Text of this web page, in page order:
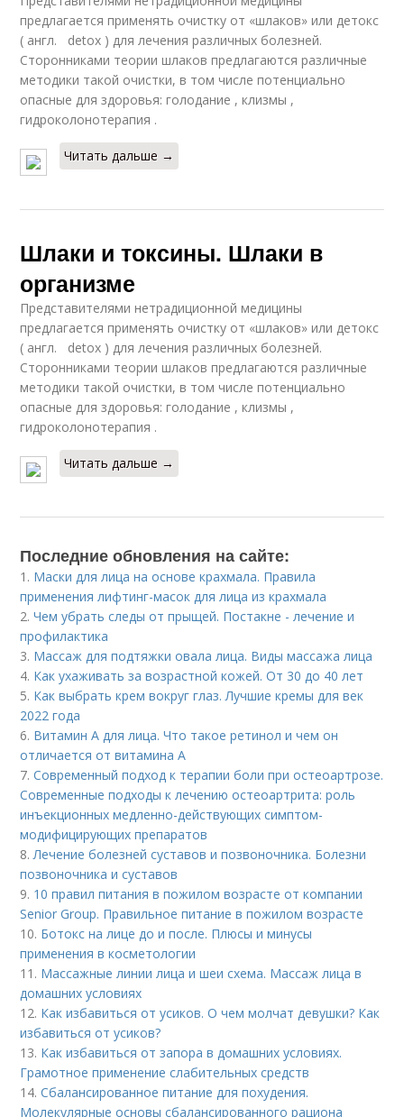
предлагается применять очистку от «шлаков» или детокс
( англ. detox ) для лечения различных болезней.
Сторонниками теории шлаков предлагаются различные
методики такой очистки, в том числе потенциально
опасные для здоровья: голодание , клизмы ,
гидроколонотерапия .
Читать дальше →
Шлаки и токсины. Шлаки в
организме
Представителями нетрадиционной медицины
предлагается применять очистку от «шлаков» или детокс
( англ. detox ) для лечения различных болезней.
Сторонниками теории шлаков предлагаются различные
методики такой очистки, в том числе потенциально
опасные для здоровья: голодание , клизмы ,
гидроколонотерапия .
Читать дальше →
Последние обновления на сайте:
1. Маски для лица на основе крахмала. Правила
применения лифтинг-масок для лица из крахмала
2.Чем убрать следы от прыщей. Постакне - лечение и
профилактика
3. Массаж для подтяжки овала лица. Виды массажа лица
4. Как ухаживать за возрастной кожей. От 30 до 40 лет
5. Как выбрать крем вокруг глаз. Лучшие кремы для век
2022 года
6. Витамин A для лица. Что такое ретинол и чем он
отличается от витамина А
7.Современный подход к терапии боли при остеоартрозе.
Современные подходы к лечению остеоартрита: роль
инъекционных медленно-действующих симптом-
модифицирующих препаратов
8.Лечение болезней суставов и позвоночника. Болезни
позвоночника и суставов
9. 10 правил питания в пожилом возрасте от компании
Senior Group. Правильное питание в пожилом возрасте
10. Ботокс на лице до и после. Плюсы и минусы
применения в косметологии
11. Массажные линии лица и шеи схема. Массаж лица в
домашних условиях
12. Как избавиться от усиков. О чем молчат девушки? Как
избавиться от усиков?
13. Как избавиться от запора в домашних условиях.
Грамотное применение слабительных средств
14.Сбалансированное питание для похудения.
Молекулярные основы сбалансированного рациона